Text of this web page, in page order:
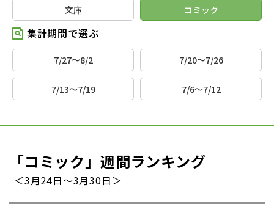
文庫 コミック
集計期間で選ぶ
7/27～8/2 7/20～7/26
7/13～7/19 7/6～7/12
「コミック」週間ランキング
＜3月24日～3月30日＞